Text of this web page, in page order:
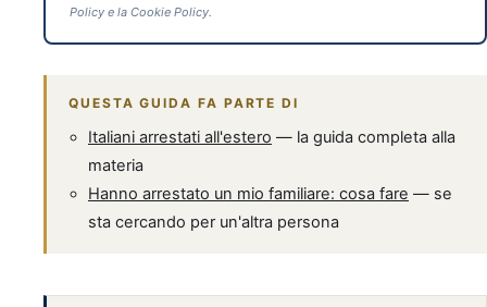
Policy e la Cookie Policy.
QUESTA GUIDA FA PARTE DI
Italiani arrestati all'estero — la guida completa alla
materia
Hanno arrestato un mio familiare: cosa fare — se
sta cercando per un'altra persona